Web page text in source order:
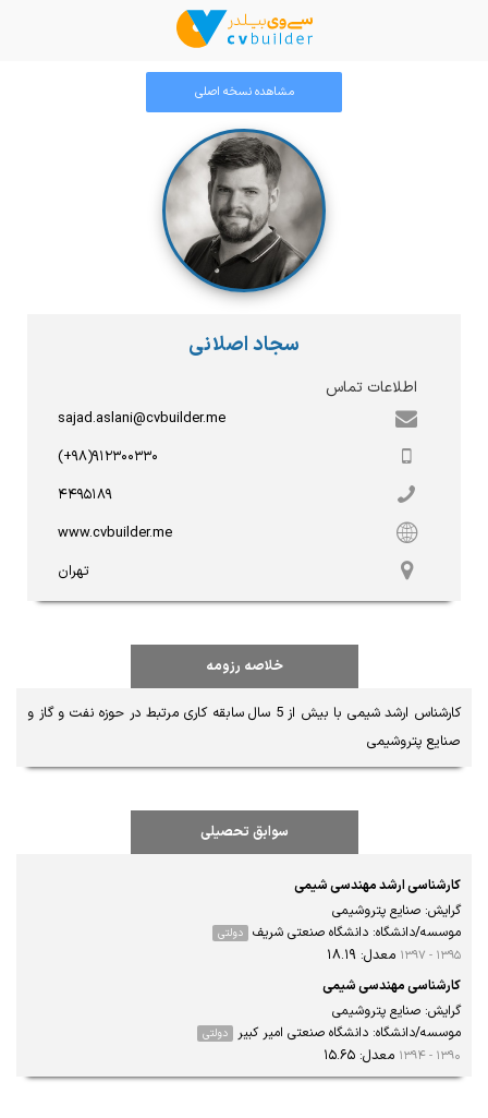
مشاهده نسخه اصلی
سجاد اصلانی
اطلاعات تماس
sajad.aslani@cvbuilder.me
(+۹۸)۹۱۲۳۰۰۳۳۰
۴۴۹۵۱۸۹
www.cvbuilder.me
تهران
خلاصه رزومه
صنایع پتروشیمی
سوابق تحصیلی
کارشناسی ارشد مهندسی شیمی
گرایش: صنایع پتروشیمی
موسسه/دانشگاه: دانشگاه صنعتی شریف دولتی
۱۳۹۵ - ۱۳۹۷ معدل: ۱۸.۱۹
کارشناسی مهندسی شیمی
گرایش: صنایع پتروشیمی
موسسه/دانشگاه: دانشگاه صنعتی امیر کبیر
دولتی
۱۳۹۰ - ۱۳۹۴ معدل: ۱۵.۶۵